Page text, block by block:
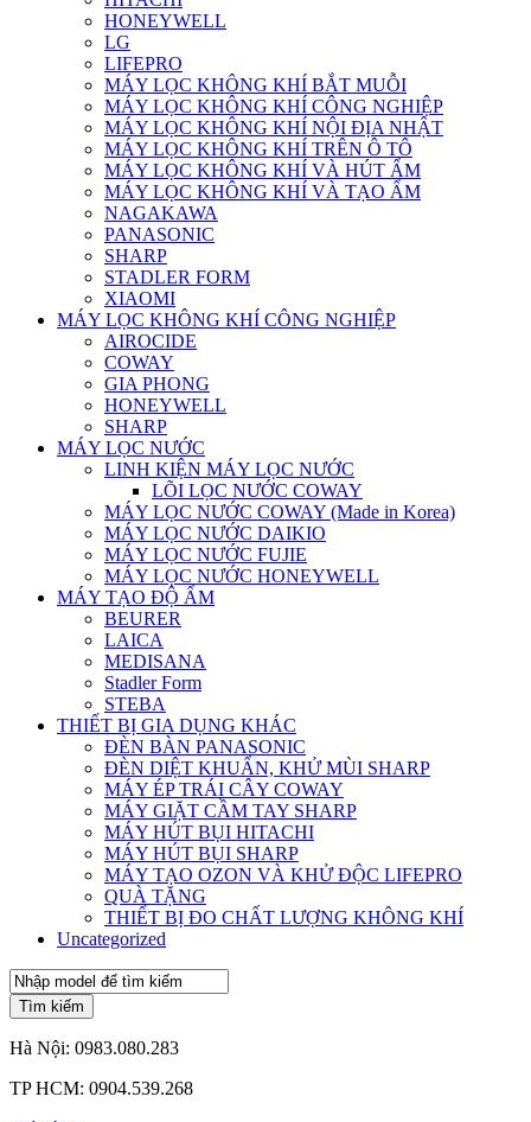
HONEYWELL
LG
LIFEPRO
MÁY LỌC KHÔNG KHÍ BẮT MUỖI
MÁY LỌC KHÔNG KHÍ CÔNG NGHIỆP
MÁY LỌC KHÔNG KHÍ NỘI ĐỊA NHẬT
MÁY LỌC KHÔNG KHÍ TRÊN Ô TÔ
MÁY LỌC KHÔNG KHÍ VÀ HÚT ẨM
MÁY LỌC KHÔNG KHÍ VÀ TẠO ẨM
NAGAKAWA
PANASONIC
SHARP
STADLER FORM
XIAOMI
MÁY LỌC KHÔNG KHÍ CÔNG NGHIỆP
AIROCIDE
COWAY
GIA PHONG
HONEYWELL
SHARP
MÁY LỌC NƯỚC
LINH KIỆN MÁY LỌC NƯỚC
LÕI LỌC NƯỚC COWAY
MÁY LỌC NƯỚC COWAY (Made in Korea)
MÁY LỌC NƯỚC DAIKIO
MÁY LỌC NƯỚC FUJIE
MÁY LỌC NƯỚC HONEYWELL
MÁY TẠO ĐỘ ẨM
BEURER
LAICA
MEDISANA
Stadler Form
STEBA
THIẾT BỊ GIA DỤNG KHÁC
ĐÈN BÀN PANASONIC
ĐÈN DIỆT KHUẨN, KHỬ MÙI SHARP
MÁY ÉP TRÁI CÂY COWAY
MÁY GIẶT CẦM TAY SHARP
MÁY HÚT BỤI HITACHI
MÁY HÚT BỤI SHARP
MÁY TẠO OZON VÀ KHỬ ĐỘC LIFEPRO
QUÀ TẶNG
THIẾT BỊ ĐO CHẤT LƯỢNG KHÔNG KHÍ
Uncategorized
Tìm kiếm
Hà Nội: 0983.080.283
TP HCM: 0904.539.268